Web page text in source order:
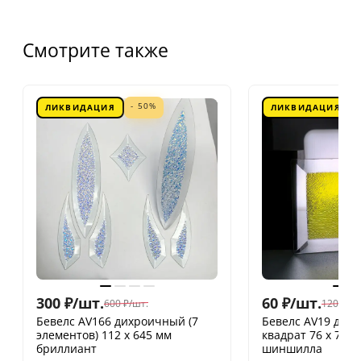
Смотрите также
ЛИКВИДАЦИЯ - 50%
300 ₽/шт.600 ₽/шт.
Бевелс AV166 дихроичный (7
элементов) 112 х 645 мм
бриллиант
ЛИКВИДАЦИЯ
60 ₽/шт.120
Бевелс AV19
квадрат 76 х 76
шиншилла